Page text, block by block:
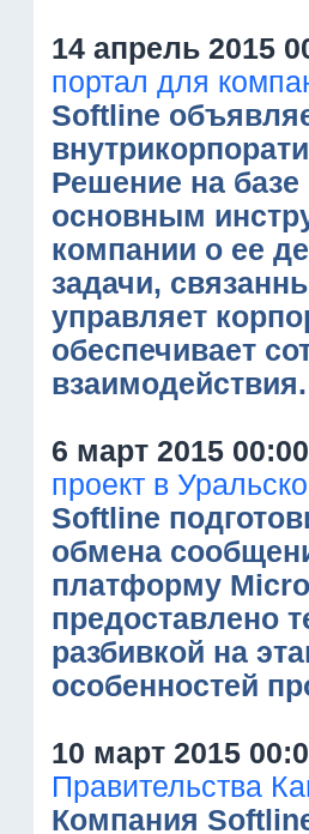
14 апрель 2015
портал для
Softline
Решение на
основным
компании о ее
задачи,
управляет
обеспечивает
взаимодействия.
6 март 2015 00:00
проект в
Softline
обмена
платформу
предоставлено
разбивкой на
особенностей
10 март 2015
Правительства
Компания